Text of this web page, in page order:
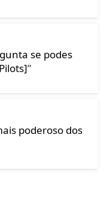
se podes
”
poderoso dos